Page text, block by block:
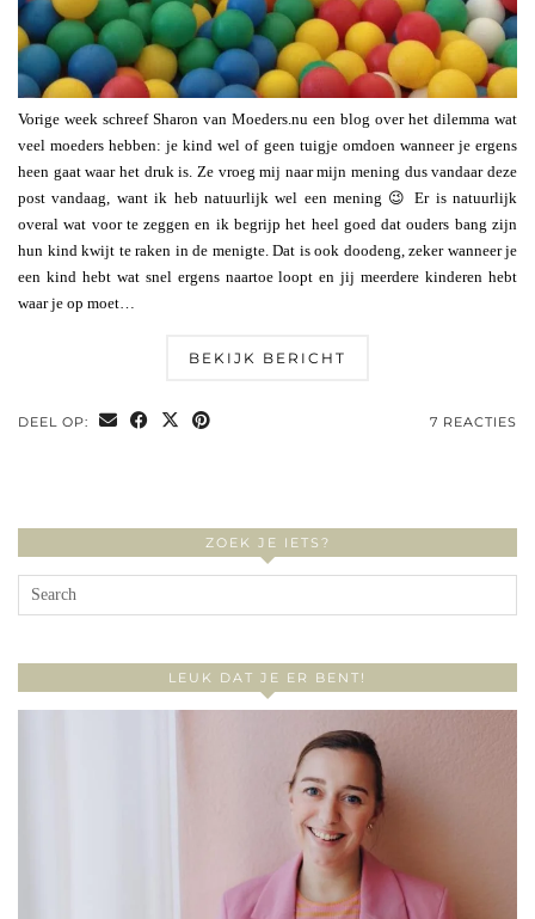
Vorige week schreef Sharon van Moeders.nu een blog over het dilemma wat
veel moeders hebben: je kind wel of geen tuigje omdoen wanneer je ergens
heen gaat waar het druk is. Ze vroeg mij naar mijn mening dus vandaar deze
post vandaag, want ik heb natuurlijk wel een mening 😉 Er is natuurlijk
overal wat voor te zeggen en ik begrijp het heel goed dat ouders bang zijn
hun kind kwijt te raken in de menigte. Dat is ook doodeng, zeker wanneer je
een kind hebt wat snel ergens naartoe loopt en jij meerdere kinderen hebt
waar je op moet…
BEKIJK BERICHT
DEEL OP: 7 REACTIES
ZOEK JE IETS?
LEUK DAT JE ER BENT!